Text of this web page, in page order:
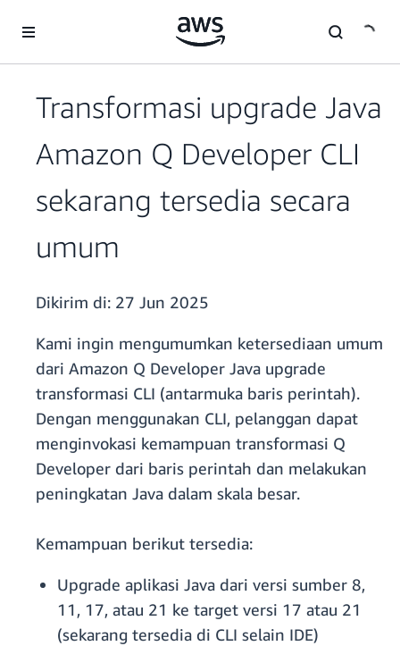
Transformasi upgrade Java
Amazon Q Developer CLI
sekarang tersedia secara
umum
Dikirim di: 27 Jun 2025
Kami ingin mengumumkan ketersediaan umum
dari Amazon Q Developer Java upgrade
transformasi CLI (antarmuka baris perintah).
Dengan menggunakan CLI, pelanggan dapat
menginvokasi kemampuan transformasi Q
Developer dari baris perintah dan melakukan
peningkatan Java dalam skala besar.
Kemampuan berikut tersedia:
Upgrade aplikasi Java dari versi sumber 8,
11, 17, atau 21 ke target versi 17 atau 21
(sekarang tersedia di CLI selain IDE)